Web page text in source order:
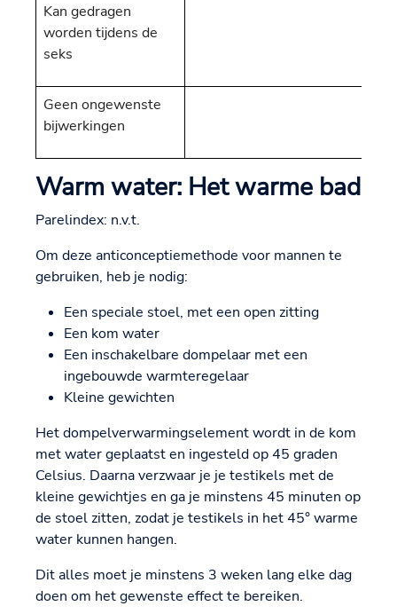
Kan gedragen
worden tijdens de
seks
Geen ongewenste
bijwerkingen
Warm water: Het warme bad
Parelindex: n.v.t.
Om deze anticonceptiemethode voor mannen te
gebruiken, heb je nodig:
Een speciale stoel, met een open zitting
Een kom water
Een inschakelbare dompelaar met een
ingebouwde warmteregelaar
Kleine gewichten
Het dompelverwarmingselement wordt in de kom
met water geplaatst en ingesteld op 45 graden
Celsius. Daarna verzwaar je je testikels met de
kleine gewichtjes en ga je minstens 45 minuten op
de stoel zitten, zodat je testikels in het 45° warme
water kunnen hangen.
Dit alles moet je minstens 3 weken lang elke dag
doen om het gewenste effect te bereiken.